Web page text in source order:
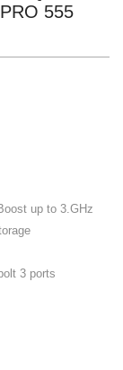
555
up to 3.GHz
3 ports